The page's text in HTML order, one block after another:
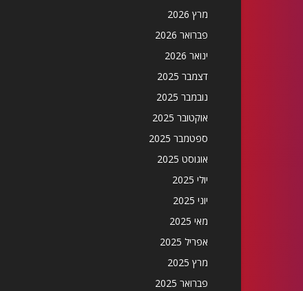
מרץ 2026
פברואר 2026
ינואר 2026
דצמבר 2025
נובמבר 2025
אוקטובר 2025
ספטמבר 2025
אוגוסט 2025
יולי 2025
יוני 2025
מאי 2025
אפריל 2025
מרץ 2025
פברואר 2025